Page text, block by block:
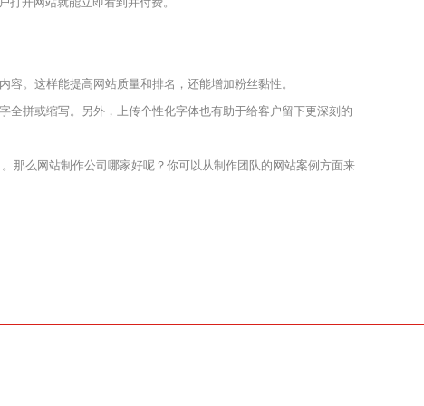
。这样能提高网站质量和排名，还能增加粉丝黏性。
全拼或缩写。另外，上传个性化字体也有助于给客户留下更深刻的
那么网站制作公司哪家好呢？你可以从制作团队的网站案例方面来